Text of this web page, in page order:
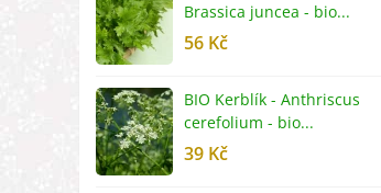
Brassica juncea - bio...
56 Kč
BIO Kerblík - Anthriscus
cerefolium - bio...
39 Kč